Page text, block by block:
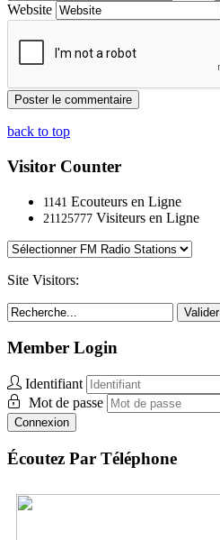
Website
back to top
Visitor Counter
1141 Ecouteurs en Ligne
21125777 Visiteurs en Ligne
Site Visitors:
Valider
Member Login
Identifiant
Mot de passe
Connexion
Écoutez Par Téléphone